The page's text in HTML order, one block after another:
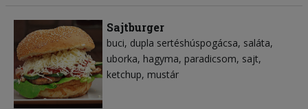
Sajtburger
buci dupla sertéshúspogácsa saláta
uborka hagyma paradicsom sajt
ketchup mustár